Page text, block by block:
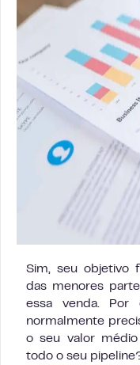
Sim, seu objetivo
das menores
essa venda. Por
normalmente
o seu valor
todo o seu